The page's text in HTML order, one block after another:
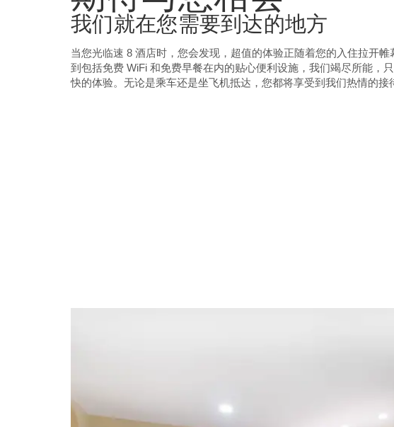
我们就在您需要到达的地方
当您光临速 8 酒店时，您会发现，超值的体验正随着您的入住拉开帷
到包括免费 WiFi 和免费早餐在内的贴心便利设施，我们竭尽所能，
快的体验。无论是乘车还是坐飞机抵达，您都将享受到我们热情的接